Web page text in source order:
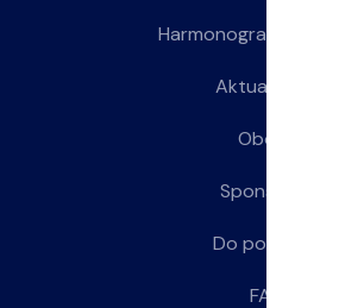
Harmonogram treningów
Aktualności
Obozy
Sponsorzy
Do pobrania
FAQ